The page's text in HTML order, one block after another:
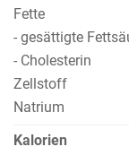
Fette
- gesättigte
- Cholesterin
Zellstoff
Natrium
Kalorien